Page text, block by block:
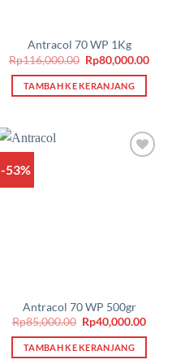
Antracol 70 WP 1Kg
Rp116,000.00 Harga
aslinya
adalah:
Rp116,000.00.
Rp80,000.00
TAMBAH KE KERANJANG
-53%
Antracol 70 WP 500gr
Rp85,000.00 Harga
aslinya
adalah:
Rp85,000.00.
Rp40,000.00
TAMBAH KE KERANJANG